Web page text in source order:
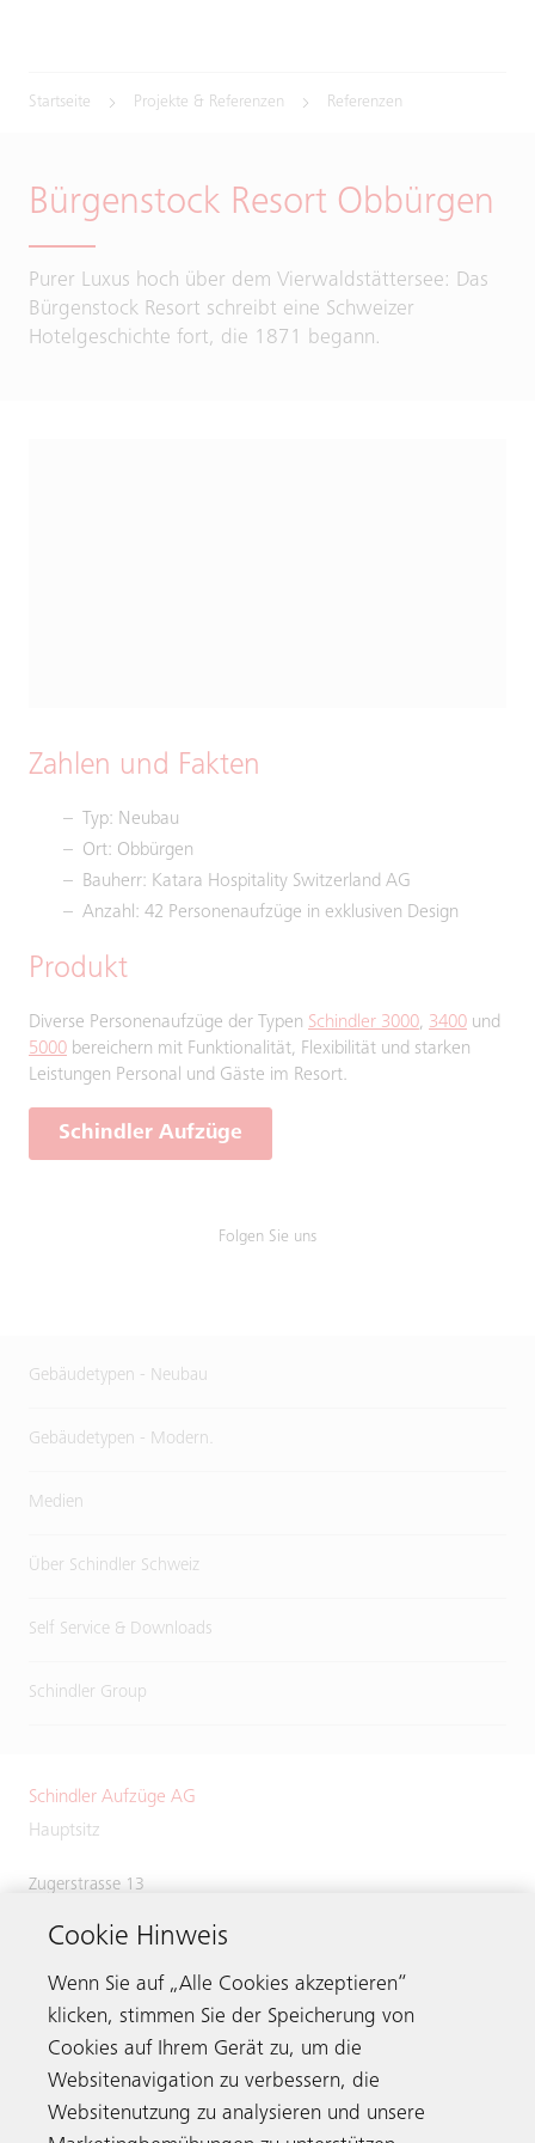
Startseite Projekte & Referenzen Referenzen
Bürgenstock Resort Obbürgen
Purer Luxus hoch über dem Vierwaldstättersee: Das
Bürgenstock Resort schreibt eine Schweizer
Hotelgeschichte fort, die 1871 begann.
Zahlen und Fakten
Typ: Neubau
Ort: Obbürgen
Bauherr: Katara Hospitality Switzerland AG
Anzahl: 42 Personenaufzüge in exklusiven Design
Produkt
Diverse Personenaufzüge der Typen Schindler 3000, 3400 und
5000 bereichern mit Funktionalität, Flexibilität und starken
Leistungen Personal und Gäste im Resort.
Schindler Aufzüge
Folgen Sie uns
Gebäudetypen - Neubau
Gebäudetypen - Modern.
Medien
Über Schindler Schweiz
Self Service & Downloads
Schindler Group
Schindler Aufzüge AG
Hauptsitz
Zugerstrasse 13
Switzerland
Phone:+41 41 445 31 31
Kontaktieren
Cookie Hinweis
Wenn Sie auf „Alle Cookies akzeptieren“
klicken, stimmen Sie der Speicherung von
Cookies auf Ihrem Gerät zu, um die
Websitenavigation zu verbessern, die
Websitenutzung zu analysieren und unsere